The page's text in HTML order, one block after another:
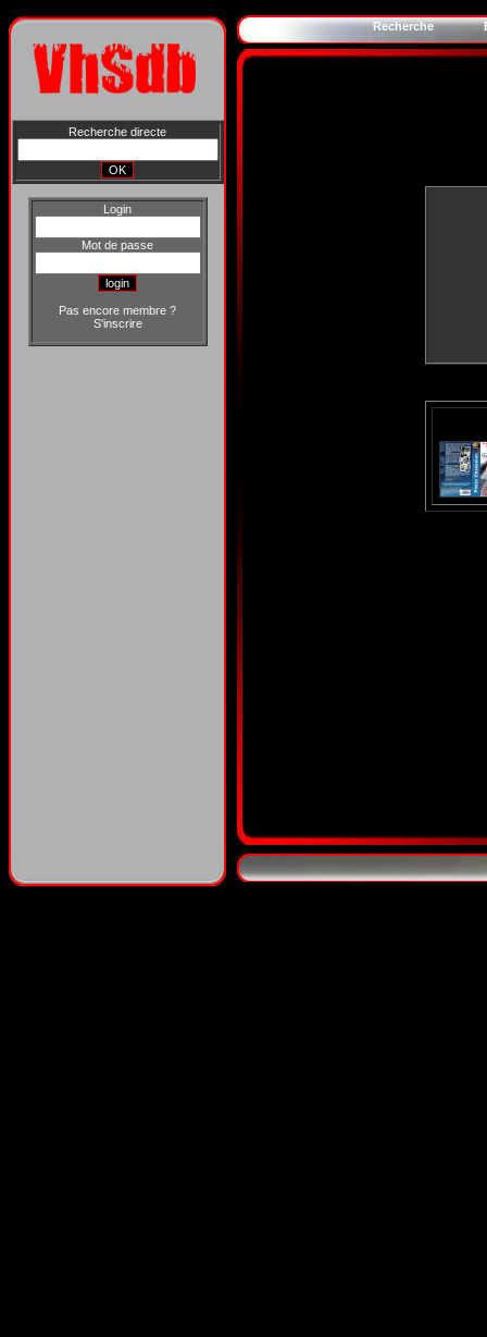
Recherche directe
Login
Mot de passe
Pas encore membre ?
S'inscrire
Recherche